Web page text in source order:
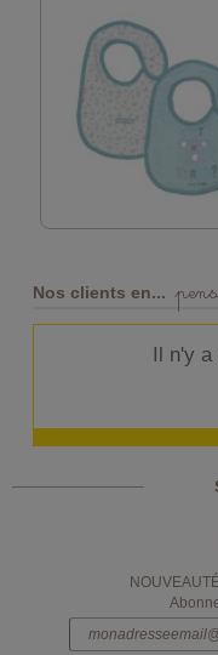
Nos clients en...
Il n'y a